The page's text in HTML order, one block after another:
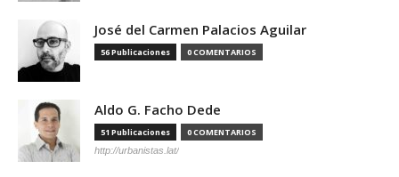
José del Carmen Palacios Aguilar
56 Publicaciones 0 COMENTARIOS
Aldo G. Facho Dede
51 Publicaciones 0 COMENTARIOS
http://urbanistas.lat/